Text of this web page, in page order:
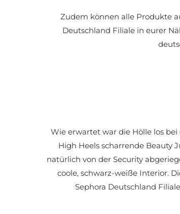
Zudem können alle Produkte
Deutschland Filiale in eurer
Wie erwartet war die Hölle los
High Heels scharrende Beauty
natürlich von der Security
coole, schwarz-weiße Interior.
Sephora Deutschland